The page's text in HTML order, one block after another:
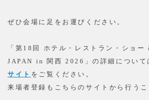
ぜひ会場に足をお運びください。
「第18回 ホテル・レストラン・ショー
JAPAN in 関西 2026」の詳細について
サイト をご覧ください。
来場者登録もこちらのサイトから行うこ